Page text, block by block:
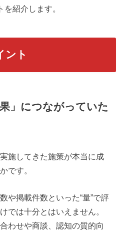
紹介します。
ント
」につながっていた
施してきた施策が本当に成
です。
や掲載件数といった“量”で評
では十分とはいえません。
わせや商談、認知の質的向